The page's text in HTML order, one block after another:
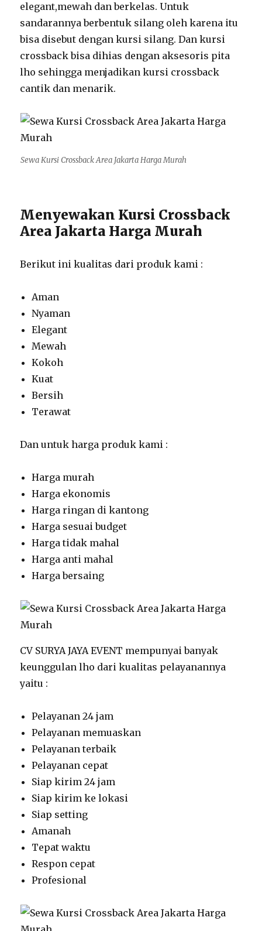
elegant,mewah dan berkelas. Untuk
sandarannya berbentuk silang oleh karena itu
bisa disebut dengan kursi silang. Dan kursi
crossback bisa dihias dengan aksesoris pita
lho sehingga menjadikan kursi crossback
cantik dan menarik.
Sewa Kursi Crossback Area Jakarta Harga Murah
Menyewakan Kursi Crossback
Area Jakarta Harga Murah
Berikut ini kualitas dari produk kami :
Aman
Nyaman
Elegant
Mewah
Kokoh
Kuat
Bersih
Terawat
Dan untuk harga produk kami :
Harga murah
Harga ekonomis
Harga ringan di kantong
Harga sesuai budget
Harga tidak mahal
Harga anti mahal
Harga bersaing
CV SURYA JAYA EVENT mempunyai banyak
keunggulan lho dari kualitas pelayanannya
yaitu :
Pelayanan 24 jam
Pelayanan memuaskan
Pelayanan terbaik
Pelayanan cepat
Siap kirim 24 jam
Siap kirim ke lokasi
Siap setting
Amanah
Tepat waktu
Respon cepat
Profesional